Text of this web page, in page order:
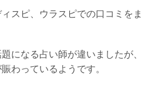
スピ、ウラスピでの口コミをま
になる占い師が違いましたが、
わっているようです。